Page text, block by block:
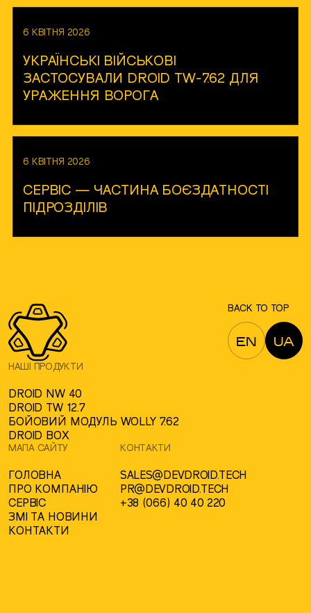
6 КВІТНЯ 2026
УКРАЇНСЬКІ ВІЙСЬКОВІ
ЗАСТОСУВАЛИ DROID TW-7.62 ДЛЯ
УРАЖЕННЯ ВОРОГА
6 КВІТНЯ 2026
СЕРВІС — ЧАСТИНА БОЄЗДАТНОСТІ
ПІДРОЗДІЛІВ
BACK TO TOP
EN UA
НАШІ ПРОДУКТИ
DROID NW 40
DROID TW 12.7
БОЙОВИЙ МОДУЛЬ WOLLY 7.62
DROID BOX
МАПА САЙТУ
ГОЛОВНА
ПРО КОМПАНІЮ
СЕРВІС
ЗМІ ТА НОВИНИ
КОНТАКТИ
КОНТАКТИ
SALES@DEVDROID.TECH
PR@DEVDROID.TECH
+38 (066) 40 40 220